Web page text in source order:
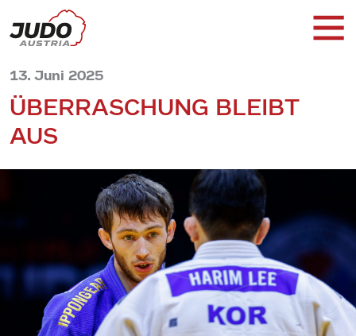
13. Juni 2025
ÜBERRASCHUNG BLEIBT
AUS